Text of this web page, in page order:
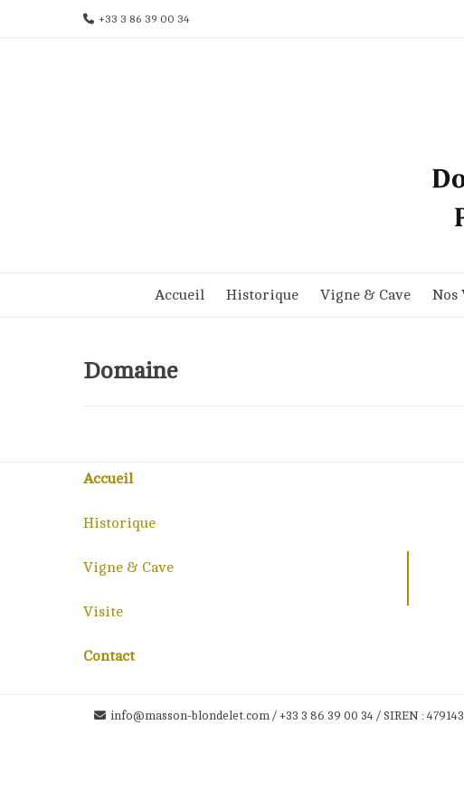
+33 3 86 39 00 34
Accueil Historique Vigne & Cave Nos
Domaine
Accueil
Historique
Vigne & Cave
Visite
Contact
info@masson-blondelet.com / +33 3 86 39 00 34 / SIREN :